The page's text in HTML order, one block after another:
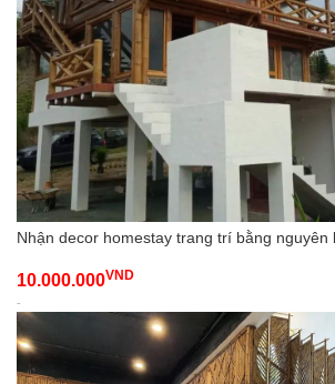
Nhận decor homestay trang trí bằng nguyên
10.000.000VND
-